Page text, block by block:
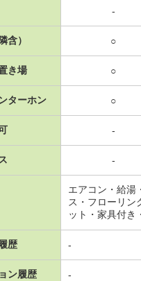
-
含） ○
き場 ○
ターホン ○
-
-
エアコン・給湯
ス・フローリン
ット・家具付き
歴 -
ン履歴 -